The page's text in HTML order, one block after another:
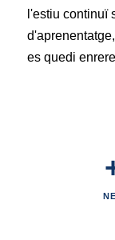
l'estiu continuï
es quedi